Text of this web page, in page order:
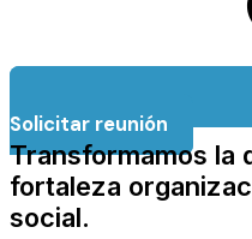
Solicitar reunión
Transformamos la
fortaleza
social.